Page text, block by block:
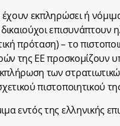
εκπληρώσει ή
επισυνάπτουν
πρόταση) – το
της ΕΕ προσκομίζουν
των
πιστοποιητικού
εντός της ελληνικής